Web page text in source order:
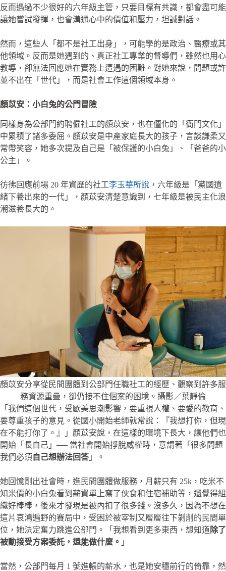
反而遇過不少很好的六年級主管，只要目標有共識，都會盡可能
讓她嘗試發揮，也會溝通心中的價值和壓力，坦誠對話。
然而，這些人「都不是社工出身」，可能學的是政治、醫療或其
他領域。反而是她遇到的、真正社工專業的督導們，雖然也用心
教導，卻無法回應她在實務上遭遇的困難。對她來說，問題或許
並不出在「世代」，而是社會工作這個領域本身。
顏苡安：小白兔的公門冒險
同樣身為公部門約聘僱社工的顏苡安，也在僵化的「衙門文化」
中累積了諸多委屈。顏苡安是中產家庭長大的孩子，言談謙柔又
常帶笑容，她多次提及自己是「被保護的小白兔」、「爸爸的小
公主」。
彷彿回應前場 20 年資歷的社工李玉華所說 ，六年級是「黨國遺
緒下養出來的一代」，顏苡安清楚意識到，七年級是被民主化浪
潮滋養長大的。
顏苡安分享從民間團體到公部門任職社工的經歷、觀察到許多服
務資源重疊，卻仍接不住個案的困境。攝影／葉靜倫
「我們這個世代，受歐美思潮影響，要重視人權、要愛的教育、
要尊重孩子的意見。從國小開始老師就常說：『我想打你，但現
在不能打你了。』」顏苡安說，在這樣的環境下長大，讓他們也
開始「長自己」── 當社會開始掙脫威權時，意謂著「很多問題
我們必須 自己想辦法回答」。
她回憶剛出社會時，進民間團體做服務，月薪只有 25k，吃米不
知米價的小白兔看到薪資單上寫了伙食和住宿補助等，還覺得組
織好棒棒，後來才發現是被內扣了很多錢。沒多久，因為不想在
這片哀鴻遍野的賽局中，受困於被宰制又層層往下剝削的民間單
位，她決定奮力跳進公部門。「我想看到更多東西，想知道除了
被動接受方案委託，還能做什麼。 」
當然，公部門每月 1 號進帳的薪水，也是她安穩前行的倚靠，然